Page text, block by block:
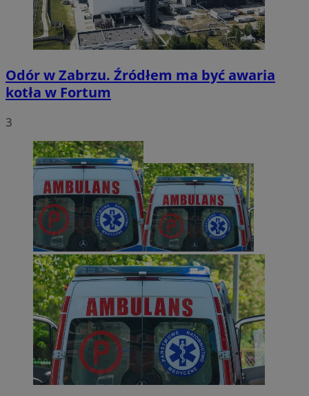
Odór w Zabrzu. Źródłem ma być awaria
kotła w Fortum
3